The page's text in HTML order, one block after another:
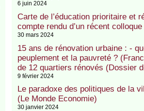
6 juin 2024
Carte de l’éducation prioritaire et
compte rendu d’un récent colloque
30 mars 2024
15 ans de rénovation urbaine : -
peuplement et la pauvreté ?
de 12 quartiers rénovés (Dossier
9 février 2024
Le paradoxe des politiques de la
(Le Monde Economie)
30 janvier 2024